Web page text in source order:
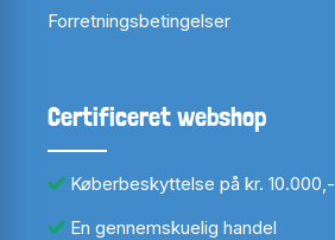
Forretningsbetingelser
Certificeret webshop
Køberbeskyttelse på kr. 10.000,-
En gennemskuelig handel